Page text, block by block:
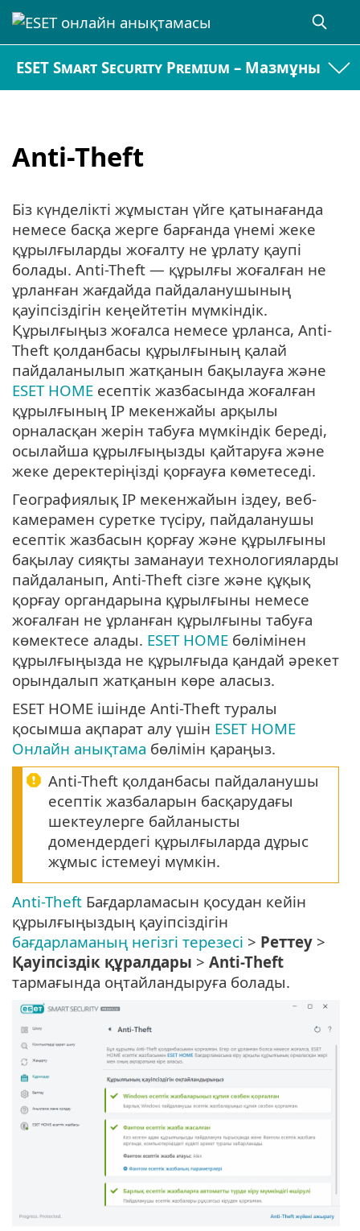
ESET Smart Security Premium – Мазмұны
Anti-Theft
Біз күнделікті жұмыстан үйге қатынағанда
немесе басқа жерге барғанда үнемі жеке
құрылғыларды жоғалту не ұрлату қаупі
болады. Anti-Theft — құрылғы жоғалған не
ұрланған жағдайда пайдаланушының
қауіпсіздігін кеңейтетін мүмкіндік.
Құрылғыңыз жоғалса немесе ұрланса, Anti-
Theft қолданбасы құрылғының қалай
пайдаланылып жатқанын бақылауға және
ESET HOME есептік жазбасында жоғалған
құрылғының IP мекенжайы арқылы
орналасқан жерін табуға мүмкіндік береді,
осылайша құрылғыңызды қайтаруға және
жеке деректеріңізді қорғауға көметеседі.
Географиялық IP мекенжайын іздеу, веб-
камерамен суретке түсіру, пайдаланушы
есептік жазбасын қорғау және құрылғыны
бақылау сияқты заманауи технологияларды
пайдаланып, Anti-Theft сізге және құқық
қорғау органдарына құрылғыны немесе
жоғалған не ұрланған құрылғыны табуға
көмектесе алады. ESET HOME бөлімінен
құрылғыңызда не құрылғыда қандай әрекет
орындалып жатқанын көре аласыз.
ESET HOME ішінде Anti-Theft туралы
қосымша ақпарат алу үшін ESET HOME
Онлайн анықтама бөлімін қараңыз.
Anti-Theft қолданбасы пайдаланушы
есептік жазбаларын басқарудағы
шектеулерге байланысты
домендердегі құрылғыларда дұрыс
жұмыс істемеуі мүмкін.
Anti-Theft Бағдарламасын қосудан кейін
құрылғыңыздың қауіпсіздігін
бағдарламаның негізгі терезесі > Реттеу >
Қауіпсіздік құралдары > Anti-Theft
тармағында оңтайландыруға болады.